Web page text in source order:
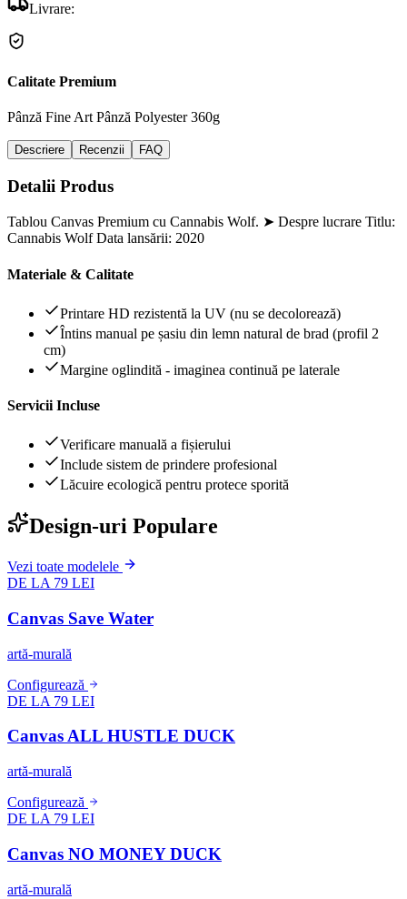
Livrare:
Calitate Premium
Pânză Fine Art Pânză Polyester 360g
Descriere Recenzii FAQ
Detalii Produs
Tablou Canvas Premium cu Cannabis Wolf. ➤ Despre lucrare Titlu:
Cannabis Wolf Data lansării: 2020
Materiale & Calitate
Printare HD rezistentă la UV (nu se decolorează)
Întins manual pe șasiu din lemn natural de brad (profil 2
cm)
Margine oglindită - imaginea continuă pe laterale
Servicii Incluse
Verificare manuală a fișierului
Include sistem de prindere profesional
Lăcuire ecologică pentru protece sporită
Design-uri Populare
Vezi toate modelele
DE LA 79 LEI
Canvas Save Water
artă-murală
Configurează
DE LA 79 LEI
Canvas ALL HUSTLE DUCK
artă-murală
Configurează
DE LA 79 LEI
Canvas NO MONEY DUCK
artă-murală